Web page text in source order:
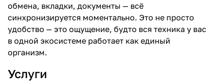
обмена, вкладки, документы — всё
синхронизируется моментально. Это не просто
удобство — это ощущение, будто вся техника у вас
в одной экосистеме работает как единый
организм.
Услуги